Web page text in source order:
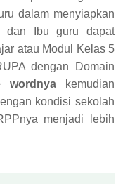
dalam menyiapkan
dan Ibu guru dapat
atau Modul Kelas 5
dengan Domain
wordnya kemudian
kondisi sekolah
menjadi lebih